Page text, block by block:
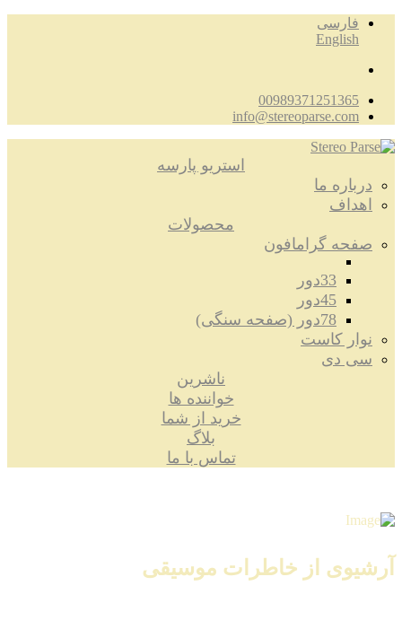
فارسی
English
00989371251365
info@stereoparse.com
استریو پارسه
درباره ما
اهداف
محصولات
صفحه گرامافون
33دور
45دور
78دور (صفحه سنگی)
نوار کاست
سی دی
ناشرین
خواننده ها
خرید از شما
بلاگ
تماس با ما
آرشیوی از خاطرات موسیقی